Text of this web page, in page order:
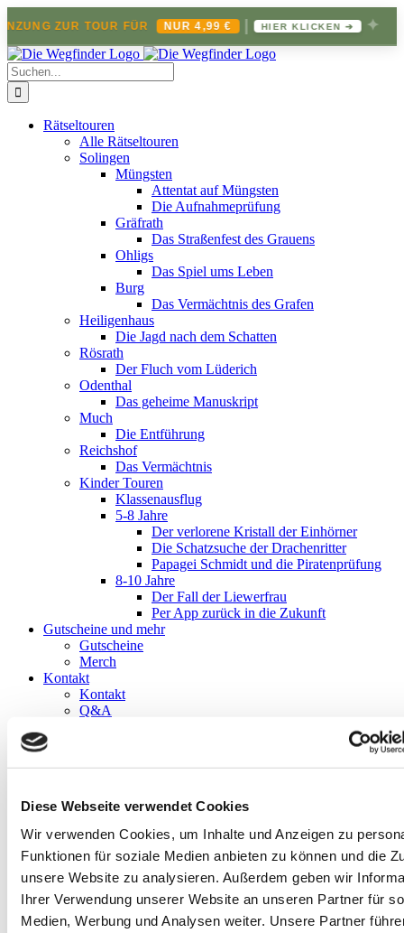
Diese Webseite verwendet Cookies
Wir verwenden Cookies, um Inhalte und Anzeigen zu
Funktionen für soziale Medien anbieten zu können und die
unsere Website zu analysieren. Außerdem geben wir
Ihrer Verwendung unserer Website an unseren Partner für
Medien, Werbung und Analysen weiter. Unsere Partner
ZUR TOUR FÜR NUR 4,99 € | HIER KLICKEN ➔ ✦
Zum
Inhalt
springen
Suche
nach:
Rätseltouren
Alle Rätseltouren
Solingen
Müngsten
Attentat auf Müngsten
Die Aufnahmeprüfung
Gräfrath
Das Straßenfest des Grauens
Ohligs
Das Spiel ums Leben
Burg
Das Vermächtnis des Grafen
Heiligenhaus
Die Jagd nach dem Schatten
Rösrath
Der Fluch vom Lüderich
Odenthal
Das geheime Manuskript
Much
Die Entführung
Reichshof
Das Vermächtnis
Kinder Touren
Klassenausflug
5-8 Jahre
Der verlorene Kristall der Einhörner
Die Schatzsuche der Drachenritter
Papagei Schmidt und die Piratenprüfung
8-10 Jahre
Der Fall der Liewerfrau
Per App zurück in die Zukunft
Gutscheine und mehr
Gutscheine
Merch
Kontakt
Kontakt
Q&A
Sortieren nachBeliebtheit
Sortieren nach Name
Sortieren nach
Preis
Sortieren nachDatum
Sortieren nachBeliebtheit
Sortieren nachBewertung